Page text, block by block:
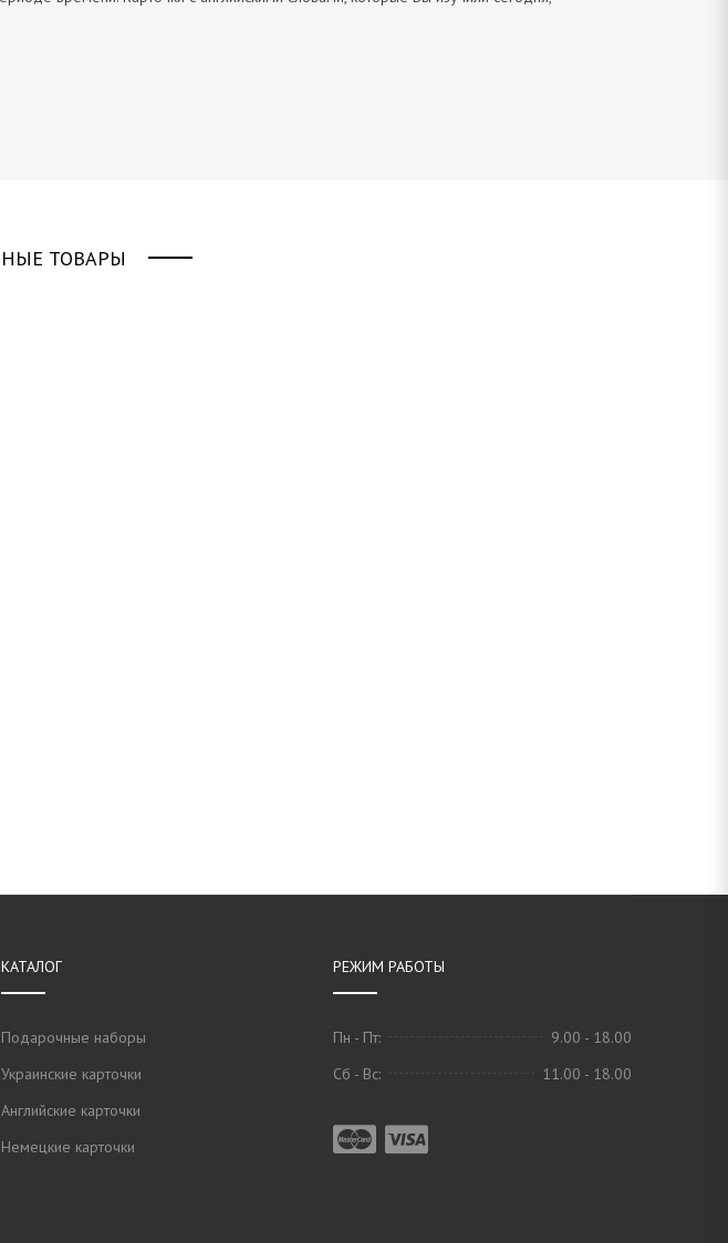
ТОВАРЫ
КАТАЛОГ
Подарочные наборы
Украинские карточки
Английские карточки
Немецкие карточки
РЕЖИМ РАБОТЫ
Пн - Пт:
9.00 - 18.00
Сб - Вс:
11.00 - 18.00